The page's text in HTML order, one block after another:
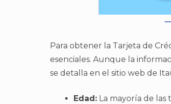
Para obtener la Tarjeta de
esenciales. Aunque la
se detalla en el sitio web de
Edad: La mayoría de